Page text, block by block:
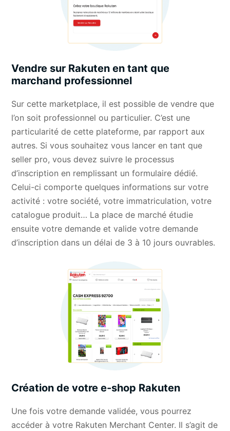
Vendre sur Rakuten en tant que
marchand professionnel
Sur cette marketplace, il est possible de vendre que
l’on soit professionnel ou particulier. C’est une
particularité de cette plateforme, par rapport aux
autres. Si vous souhaitez vous lancer en tant que
seller pro, vous devez suivre le processus
d’inscription en remplissant un formulaire dédié.
Celui-ci comporte quelques informations sur votre
activité : votre société, votre immatriculation, votre
catalogue produit… La place de marché étudie
ensuite votre demande et valide votre demande
d’inscription dans un délai de 3 à 10 jours ouvrables.
Création de votre e-shop Rakuten
Une fois votre demande validée, vous pourrez
accéder à votre Rakuten Merchant Center. Il s’agit de